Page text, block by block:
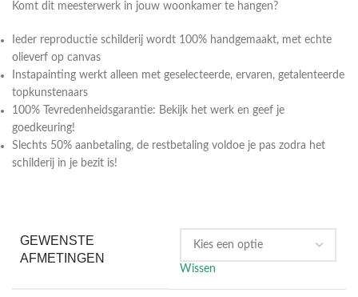
Komt dit meesterwerk in jouw woonkamer te hangen?
Ieder reproductie schilderij wordt 100% handgemaakt, met echte
olieverf op canvas
Instapainting werkt alleen met geselecteerde, ervaren, getalenteerde
topkunstenaars
100% Tevredenheidsgarantie: Bekijk het werk en geef je
goedkeuring!
Slechts 50% aanbetaling, de restbetaling voldoe je pas zodra het
schilderij in je bezit is!
GEWENSTE
AFMETINGEN
Wissen